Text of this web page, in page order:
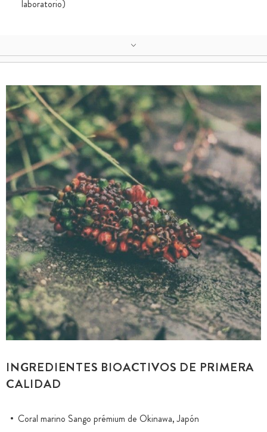
laboratorio)
INGREDIENTES BIOACTIVOS DE PRIMERA
CALIDAD
Coral marino Sango prémium de Okinawa, Japón